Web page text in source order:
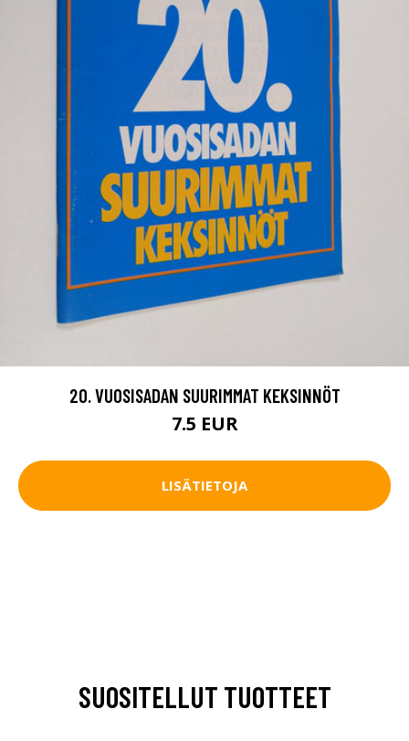
20. VUOSISADAN SUURIMMAT KEKSINNÖT
7.5 EUR
LISÄTIETOJA
SUOSITELLUT TUOTTEET